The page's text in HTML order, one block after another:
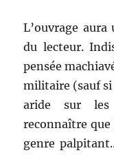
L’ouvrage
du lecteur.
pensée
militaire (sauf si
aride sur les
reconnaître que
genre